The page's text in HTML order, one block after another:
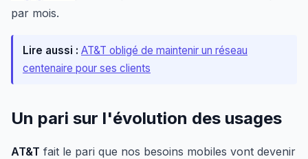
par mois.
Lire aussi : AT&T obligé de maintenir un réseau
centenaire pour ses clients
Un pari sur l'évolution des usages
AT&T fait le pari que nos besoins mobiles vont devenir